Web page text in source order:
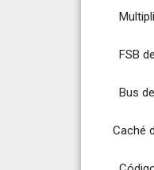
FSB
Bus
Caché